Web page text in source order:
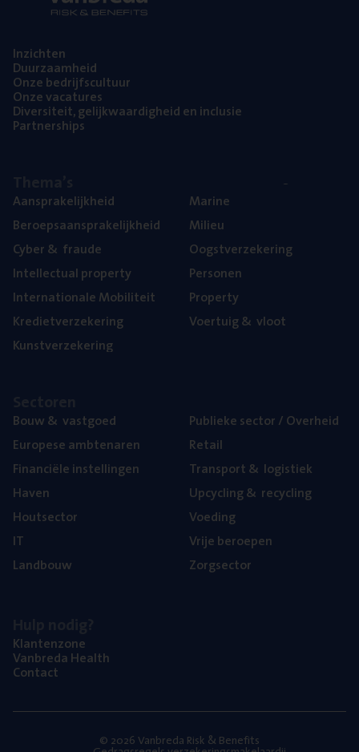
Inzich­ten
Duur­zaam­heid
Onze bedrijfs­cul­tuur
Onze vaca­tu­res
Diver­si­teit, gelijk­waar­dig­heid en inclusie
Part­ner­ships
Aan­spra­ke­lijk­heid
Beroeps­aan­spra­ke­lijk­heid
Cyber& fraude
Intel­lec­tu­al property
Inter­na­ti­o­na­le Mobiliteit
Kre­diet­ver­ze­ke­ring
Kunst­ver­ze­ke­ring
Mari­ne
Mili­eu
Oogst­ver­ze­ke­ring
Per­so­nen
Pro­per­ty
Voer­tuig& vloot
Bouw& vastgoed
Euro­pe­se ambtenaren
Finan­ci­ë­le instellingen
Haven
Hout­sec­tor
IT
Land­bouw
Publie­ke sec­tor / Overheid
Retail
Trans­port& logistiek
Upcy­cling& recycling
Voe­ding
Vrije beroe­pen
Zorg­sec­tor
Klan­ten­zo­ne
Van­b­re­da Health
Con­tact
© 2026 Vanbreda Risk & Benefits